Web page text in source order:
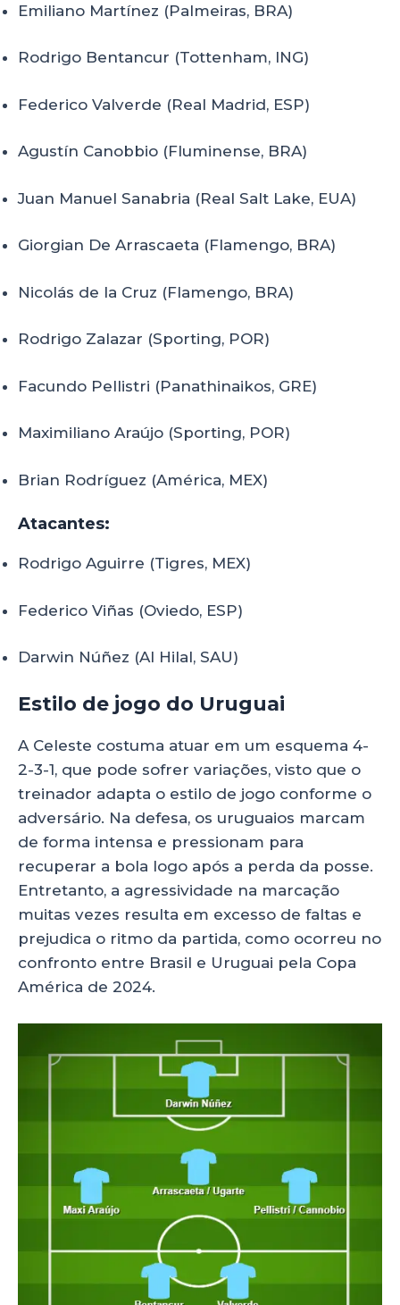
Emiliano Martínez (Palmeiras, BRA)
Rodrigo Bentancur (Tottenham, ING)
Federico Valverde (Real Madrid, ESP)
Agustín Canobbio (Fluminense, BRA)
Juan Manuel Sanabria (Real Salt Lake, EUA)
Giorgian De Arrascaeta (Flamengo, BRA)
Nicolás de la Cruz (Flamengo, BRA)
Rodrigo Zalazar (Sporting, POR)
Facundo Pellistri (Panathinaikos, GRE)
Maximiliano Araújo (Sporting, POR)
Brian Rodríguez (América, MEX)
Atacantes:
Rodrigo Aguirre (Tigres, MEX)
Federico Viñas (Oviedo, ESP)
Darwin Núñez (Al Hilal, SAU)
Estilo de jogo do Uruguai
A Celeste costuma atuar em um esquema 4-
2-3-1, que pode sofrer variações, visto que o
treinador adapta o estilo de jogo conforme o
adversário. Na defesa, os uruguaios marcam
de forma intensa e pressionam para
recuperar a bola logo após a perda da posse.
Entretanto, a agressividade na marcação
muitas vezes resulta em excesso de faltas e
prejudica o ritmo da partida, como ocorreu no
confronto entre Brasil e Uruguai pela Copa
América de 2024.